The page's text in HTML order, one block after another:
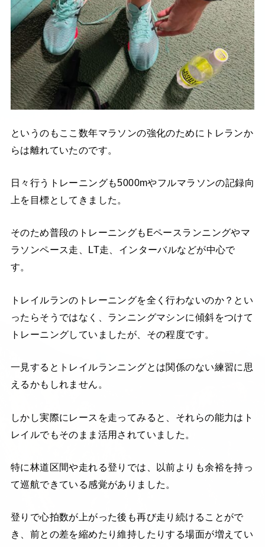
というのもここ数年マラソンの強化のためにトレランか
らは離れていたのです。
日々行うトレーニングも5000mやフルマラソンの記録向
上を目標としてきました。
そのため普段のトレーニングもEペースランニングやマ
ラソンペース走、LT走、インターバルなどが中心で
す。
トレイルランのトレーニングを全く行わないのか？とい
ったらそうではなく、ランニングマシンに傾斜をつけて
トレーニングしていましたが、その程度です。
一見するとトレイルランニングとは関係のない練習に思
えるかもしれません。
しかし実際にレースを走ってみると、それらの能力はト
レイルでもそのまま活用されていました。
特に林道区間や走れる登りでは、以前よりも余裕を持っ
て巡航できている感覚がありました。
登りで心拍数が上がった後も再び走り続けることがで
き、前との差を縮めたり維持したりする場面が増えてい